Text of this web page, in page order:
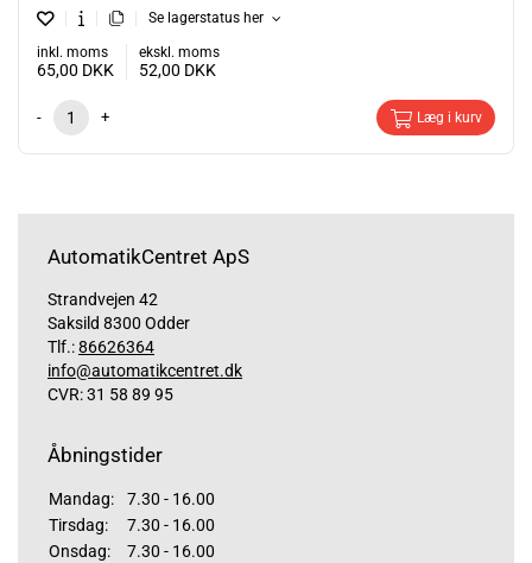
Se lagerstatus her
inkl. moms
65,00 DKK
ekskl. moms
52,00 DKK
- + Læg i kurv
AutomatikCentret ApS
Strandvejen 42
Saksild 8300 Odder
Tlf.:86626364
info@automatikcentret.dk
CVR: 31 58 89 95
Åbningstider
Mandag:
7.30 - 16.00
Tirsdag:
7.30 - 16.00
Onsdag:
7.30 - 16.00